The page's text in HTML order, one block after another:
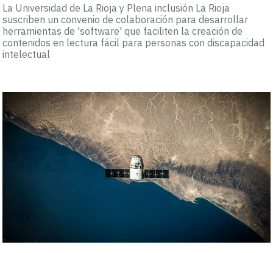
La Universidad de La Rioja y Plena inclusión La Rioja
suscriben un convenio de colaboración para desarrollar
herramientas de 'software' que faciliten la creación de
contenidos en lectura fácil para personas con discapacidad
intelectual